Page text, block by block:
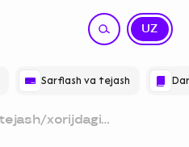
Sarflash va tejash
UZ
RU
/xorijdagi